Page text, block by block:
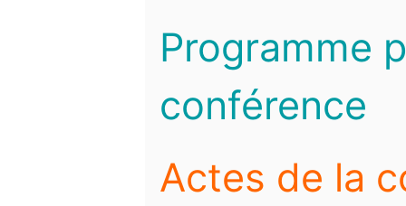
Programme
conférence
Actes de la